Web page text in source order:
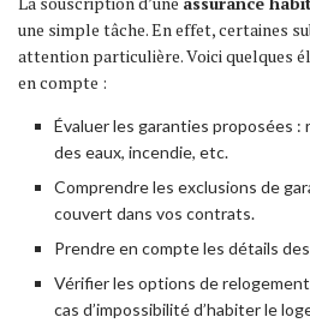
une simple tâche. En effet, certaines
attention particulière. Voici quelques
en compte :
Évaluer les garanties proposées
des eaux, incendie, etc.
Comprendre les exclusions de
couvert dans vos contrats.
Prendre en compte les détails
Vérifier les options de
cas d’impossibilité d’habiter le